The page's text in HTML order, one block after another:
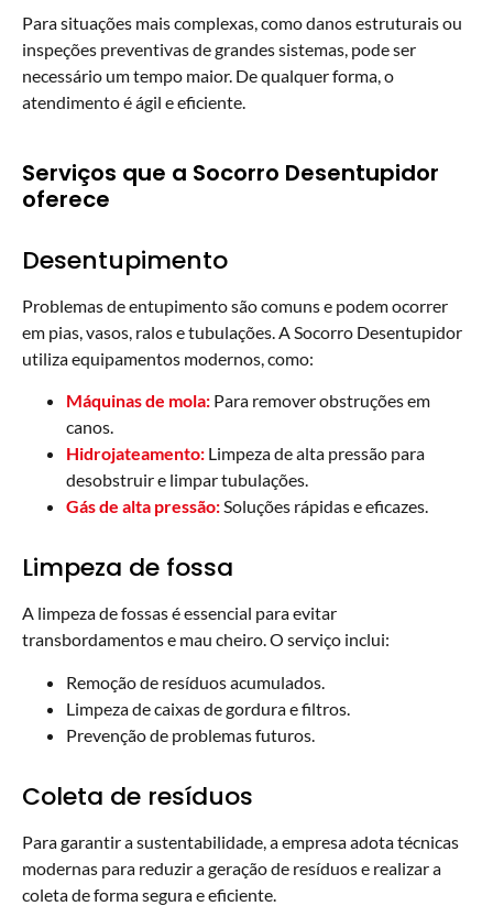
Para situações mais complexas, como danos estruturais ou
inspeções preventivas de grandes sistemas, pode ser
necessário um tempo maior. De qualquer forma, o
atendimento é ágil e eficiente.
Serviços que a Socorro Desentupidor
oferece
Desentupimento
Problemas de entupimento são comuns e podem ocorrer
em pias, vasos, ralos e tubulações. A Socorro Desentupidor
utiliza equipamentos modernos, como:
Máquinas de mola: Para remover obstruções em
canos.
Hidrojateamento: Limpeza de alta pressão para
desobstruir e limpar tubulações.
Gás de alta pressão:Soluções rápidas e eficazes.
Limpeza de fossa
A limpeza de fossas é essencial para evitar
transbordamentos e mau cheiro. O serviço inclui:
Remoção de resíduos acumulados.
Limpeza de caixas de gordura e filtros.
Prevenção de problemas futuros.
Coleta de resíduos
Para garantir a sustentabilidade, a empresa adota técnicas
modernas para reduzir a geração de resíduos e realizar a
coleta de forma segura e eficiente.